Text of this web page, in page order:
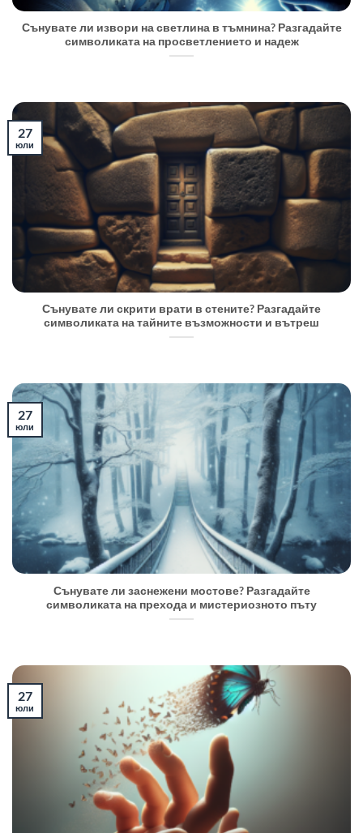
Сънувате ли извори на светлина в тъмнина? Разгадайте
символиката на просветлението и надеж
Сънувате ли скрити врати в стените? Разгадайте
символиката на тайните възможности и вътреш
27
юли
Сънувате ли заснежени мостове? Разгадайте
символиката на прехода и мистериозното пъту
27
юли
27
юли